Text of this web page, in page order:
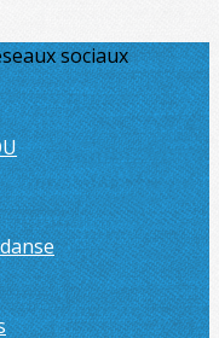
sociaux